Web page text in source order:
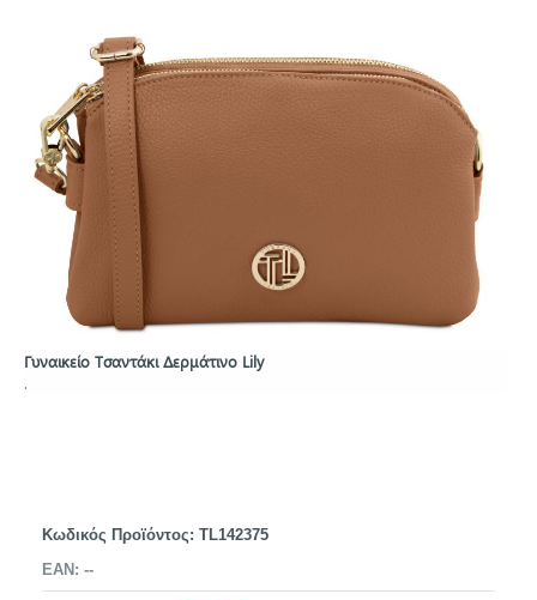
Γυναικείο Τσαντάκι Δερμάτινο Lily
.
Κωδικός Προϊόντος: TL142375
EAN: --